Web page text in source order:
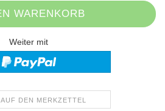
Weiter mit
AUF DEN MERKZETTEL